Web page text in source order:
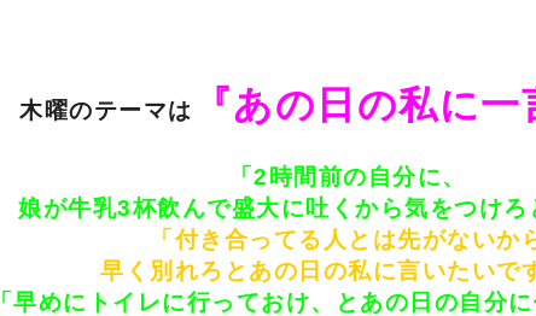
木曜のテーマは 『あの日の私に一
「2時間前の自分に、
娘が牛乳3杯飲んで盛大に吐くから気をつけろ
「付き合ってる人とは先がないか
早く別れろとあの日の私に言いたいで
「早めにトイレに行っておけ、とあの日の自分